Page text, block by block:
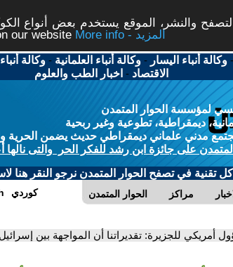
والنشر، الموقع يستخدم بعض أنواع
our website
More info - المزيد
-وكالة أنباء اليسار -وكالة أنباء العلمانية -وكالة
الاقتصاد - اخبار الطب والعلوم
لمؤسسة الحوار المتمدن
ديمقراطية، تطوعية وغير ربحية
مدني علماني ديمقراطي حديث يضمن الحرية
على جائزة ابن رشد للفكر الحر والتى نالها
تقنية في تصفح الحوار المتمدن نرجو النقر هنا
الحوار المتمدن مراكز كوردي
أمريكي للجزيرة: تقديراتنا أن المواجهة بين